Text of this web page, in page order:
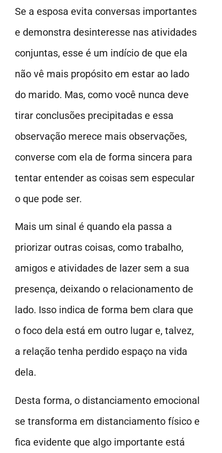
Se a esposa evita conversas importantes
e demonstra desinteresse nas atividades
conjuntas, esse é um indício de que ela
não vê mais propósito em estar ao lado
do marido. Mas, como você nunca deve
tirar conclusões precipitadas e essa
observação merece mais observações,
converse com ela de forma sincera para
tentar entender as coisas sem especular
o que pode ser.
Mais um sinal é quando ela passa a
priorizar outras coisas, como trabalho,
amigos e atividades de lazer sem a sua
presença, deixando o relacionamento de
lado. Isso indica de forma bem clara que
o foco dela está em outro lugar e, talvez,
a relação tenha perdido espaço na vida
dela.
Desta forma, o distanciamento emocional
se transforma em distanciamento físico e
fica evidente que algo importante está